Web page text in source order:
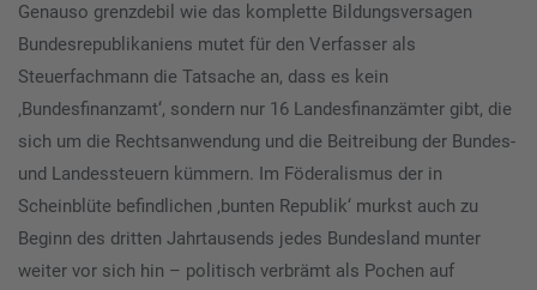
Genauso grenzdebil wie das komplette Bildungsversagen
Bundesrepublikaniens mutet für den Verfasser als
Steuerfachmann die Tatsache an, dass es kein
‚Bundesfinanzamt‘, sondern nur 16 Landesfinanzämter gibt, die
sich um die Rechtsanwendung und die Beitreibung der Bundes-
und Landessteuern kümmern. Im Föderalismus der in
Scheinblüte befindlichen ‚bunten Republik‘ murkst auch zu
Beginn des dritten Jahrtausends jedes Bundesland munter
weiter vor sich hin – politisch verbrämt als Pochen auf